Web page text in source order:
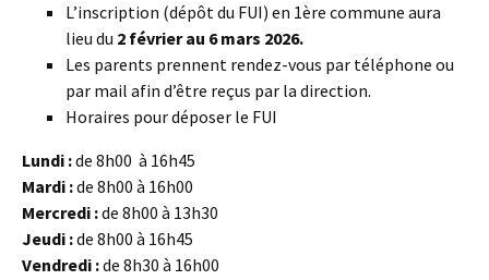
L’inscription (dépôt du FUI) en 1ère commune aura
lieu du 2 février au 6 mars 2026.
Les parents prennent rendez-vous par téléphone ou
par mail afin d’être reçus par la direction.
Horaires pour déposer le FUI
Lundi :de 8h00 à 16h45
Mardi :de 8h00 à 16h00
Mercredi :de 8h00 à 13h30
Jeudi :de 8h00 à 16h45
Vendredi :de 8h30 à 16h00